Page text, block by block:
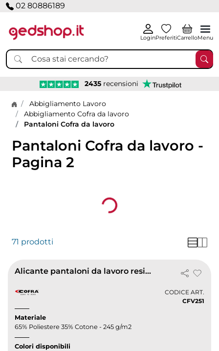
02 80886189
LoginPreferitiCarrelloMenu
2435 recensioni
Home page
Abbigliamento Lavoro
Abbigliamento Cofra da lavoro
Pantaloni Cofra da lavoro
Pantaloni Cofra da lavoro -
Pagina 2
Loading...
71 prodotti
Alicante pantaloni da lavoro resistenti multitasche
CODICE ART.
CFV251
Materiale
65% Poliestere 35% Cotone - 245 g/m2
Colori disponibili